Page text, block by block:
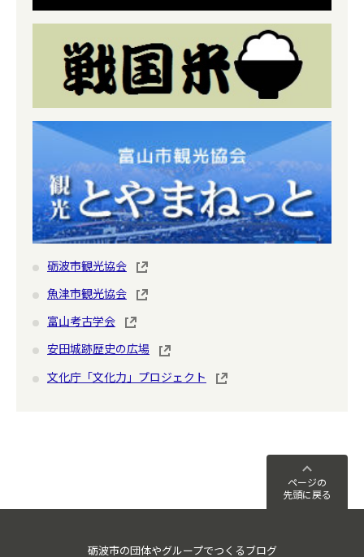
砺波市観光協会
魚津市観光協会
富山考古学会
安田城跡歴史の広場
文化庁「文化力」プロジェクト
ページの
先頭に戻る
砺波市の団体やグループでつくるブログ